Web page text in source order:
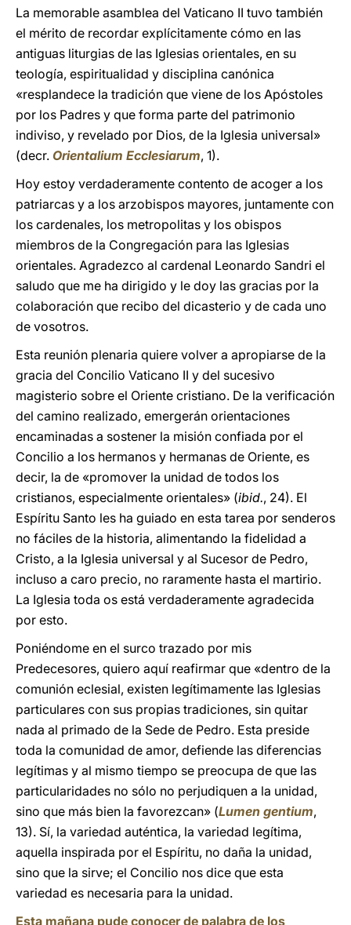
La memorable asamblea del Vaticano II tuvo también
el mérito de recordar explícitamente cómo en las
antiguas liturgias de las Iglesias orientales, en su
teología, espiritualidad y disciplina canónica
«resplandece la tradición que viene de los Apóstoles
por los Padres y que forma parte del patrimonio
indiviso, y revelado por Dios, de la Iglesia universal»
(decr. Orientalium Ecclesiarum, 1).
Hoy estoy verdaderamente contento de acoger a los
patriarcas y a los arzobispos mayores, juntamente con
los cardenales, los metropolitas y los obispos
miembros de la Congregación para las Iglesias
orientales. Agradezco al cardenal Leonardo Sandri el
saludo que me ha dirigido y le doy las gracias por la
colaboración que recibo del dicasterio y de cada uno
de vosotros.
Esta reunión plenaria quiere volver a apropiarse de la
gracia del Concilio Vaticano II y del sucesivo
magisterio sobre el Oriente cristiano. De la verificación
del camino realizado, emergerán orientaciones
encaminadas a sostener la misión confiada por el
Concilio a los hermanos y hermanas de Oriente, es
decir, la de «promover la unidad de todos los
cristianos, especialmente orientales» (ibid., 24). El
Espíritu Santo les ha guiado en esta tarea por senderos
no fáciles de la historia, alimentando la fidelidad a
Cristo, a la Iglesia universal y al Sucesor de Pedro,
incluso a caro precio, no raramente hasta el martirio.
La Iglesia toda os está verdaderamente agradecida
por esto.
Poniéndome en el surco trazado por mis
Predecesores, quiero aquí reafirmar que «dentro de la
comunión eclesial, existen legítimamente las Iglesias
particulares con sus propias tradiciones, sin quitar
nada al primado de la Sede de Pedro. Esta preside
toda la comunidad de amor, defiende las diferencias
legítimas y al mismo tiempo se preocupa de que las
particularidades no sólo no perjudiquen a la unidad,
sino que más bien la favorezcan» (Lumen gentium,
13). Sí, la variedad auténtica, la variedad legítima,
aquella inspirada por el Espíritu, no daña la unidad,
sino que la sirve; el Concilio nos dice que esta
variedad es necesaria para la unidad.
Esta mañana pude conocer de palabra de los